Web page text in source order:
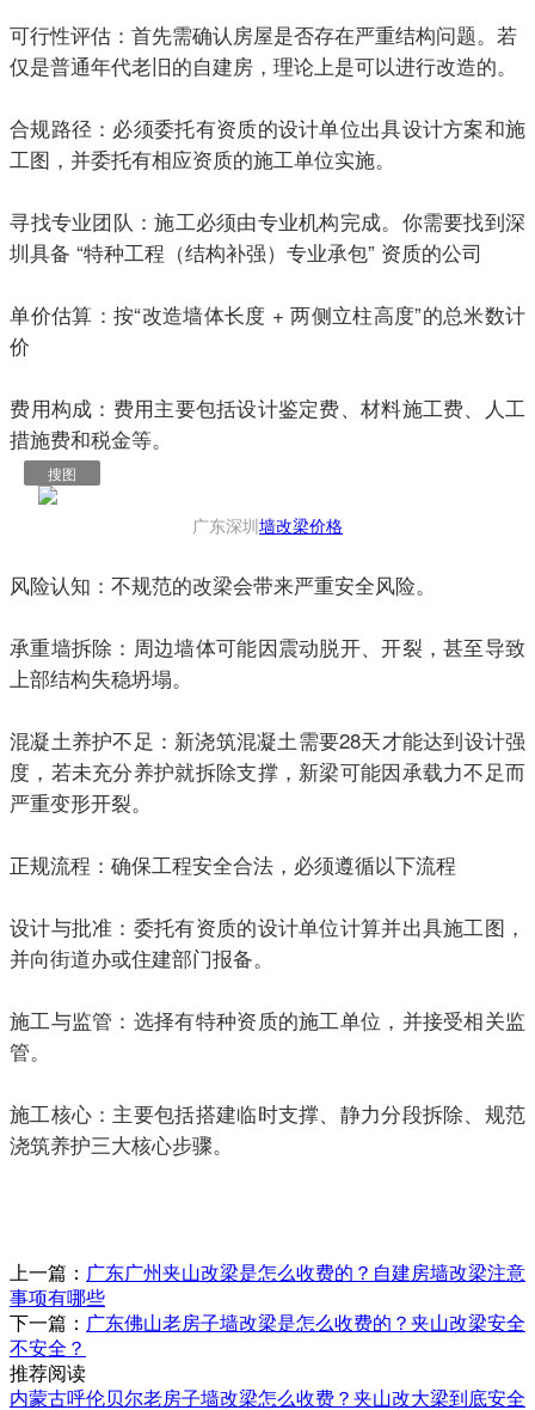
可行性评估：首先需确认房屋是否存在严重结构问题。若
仅是普通年代老旧的自建房，理论上是可以进行改造的。
合规路径：必须委托有资质的设计单位出具设计方案和施
工图，并委托有相应资质的施工单位实施。
‍寻找专业团队：施工必须由专业机构完成。你需要找到深
圳具备 “特种工程（结构补强）专业承包” 资质的公司
‍单价估算：按“改造墙体长度 + 两侧立柱高度”的总米数计
价
‍费用构成：费用主要包括设计鉴定费、材料施工费、人工
措施费和税金等。
搜图
广东深圳 墙改梁价格
风险认知： 不规范的改梁会带来严重安全风险。
承重墙拆除：周边墙体可能因震动脱开、开裂，甚至导致
上部结构失稳坍塌。
混凝土养护不足：新浇筑混凝土需要28天才能达到设计强
度，若未充分养护就拆除支撑，新梁可能因承载力不足而
严重变形开裂。
正规流程： 确保工程安全合法，必须遵循以下流程
设计与批准：委托有资质的设计单位计算并出具施工图，
并向街道办或住建部门报备。
施工与监管：选择有特种资质的施工单位，并接受相关监
管。
施工核心：主要包括搭建临时支撑、静力分段拆除、规范
浇筑养护三大核心步骤。
上一篇： 广东广州夹山改梁是怎么收费的？自建房墙改梁注意
事项有哪些
下一篇： 广东佛山老房子墙改梁是怎么收费的？夹山改梁安全
不安全？
推荐阅读
内蒙古呼伦贝尔老房子墙改梁怎么收费？夹山改大梁到底安全